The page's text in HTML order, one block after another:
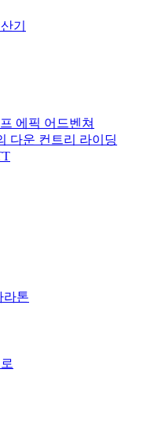
기
에픽 어드벤쳐
다운 컨트리 라이딩
라톤